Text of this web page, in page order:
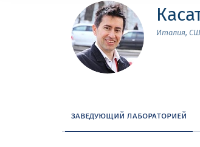
Италия,
заведующий лабораторией